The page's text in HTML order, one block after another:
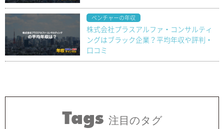
ベンチャーの年収
株式会社プラスアルファ・コンサルティ
ングはブラック企業？平均年収や評判・
口コミ
Tags 注目のタグ